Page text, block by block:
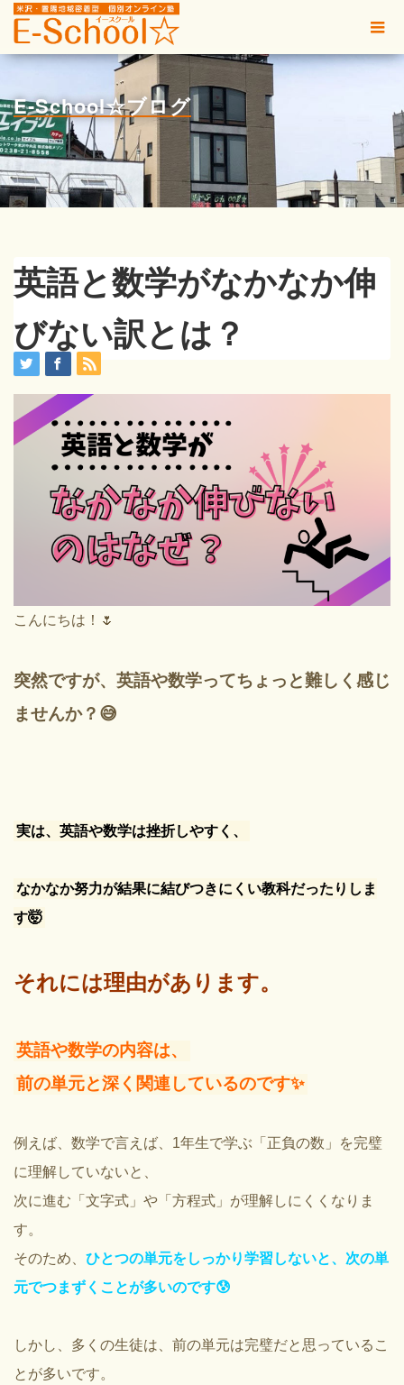
E-School☆ブログ
英語と数学がなかなか伸
びない訳とは？
こんにちは！🌷
突然ですが、英語や数学ってちょっと難しく感じ
ませんか？😅
実は、英語や数学は挫折しやすく、
なかなか努力が結果に結びつきにくい教科だったりしま
す🤯
それには理由があります。
英語や数学の内容は、
前の単元と深く関連しているのです✨
例えば、数学で言えば、1年生で学ぶ「正負の数」を完璧
に理解していないと、
次に進む「文字式」や「方程式」が理解しにくくなりま
す。
そのため、 ひとつの単元をしっかり学習しないと、次の単
元でつまずくことが多いのです😰
しかし、多くの生徒は、前の単元は完璧だと思っているこ
とが多いです。